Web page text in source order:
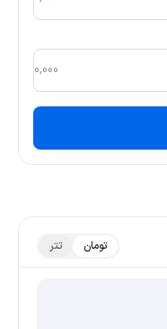
تومان تتر